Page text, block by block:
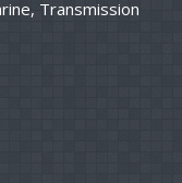
Transmission